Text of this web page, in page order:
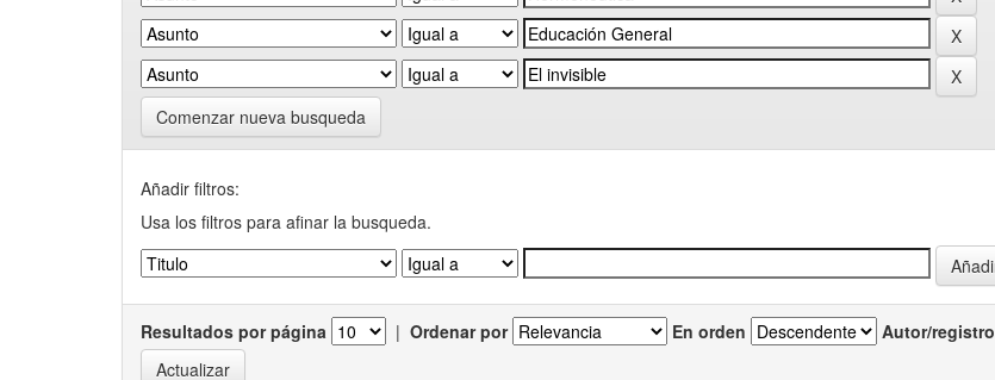
Comenzar nueva busqueda
Añadir filtros:
Usa los filtros para afinar la busqueda.
Resultados por página | Ordenar por En orden Autor/registro